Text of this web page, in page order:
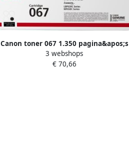
Canon toner 067 1.350 pagina&apos;s
OEM 5102C002 zwart
3 webshops
€ 70,66